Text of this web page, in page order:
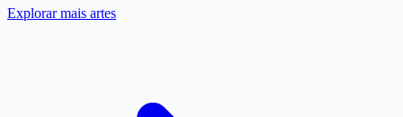
Explorar mais artes